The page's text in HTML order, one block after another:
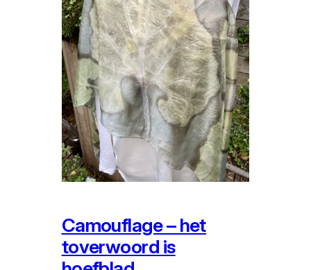
Camouflage – het
toverwoord is